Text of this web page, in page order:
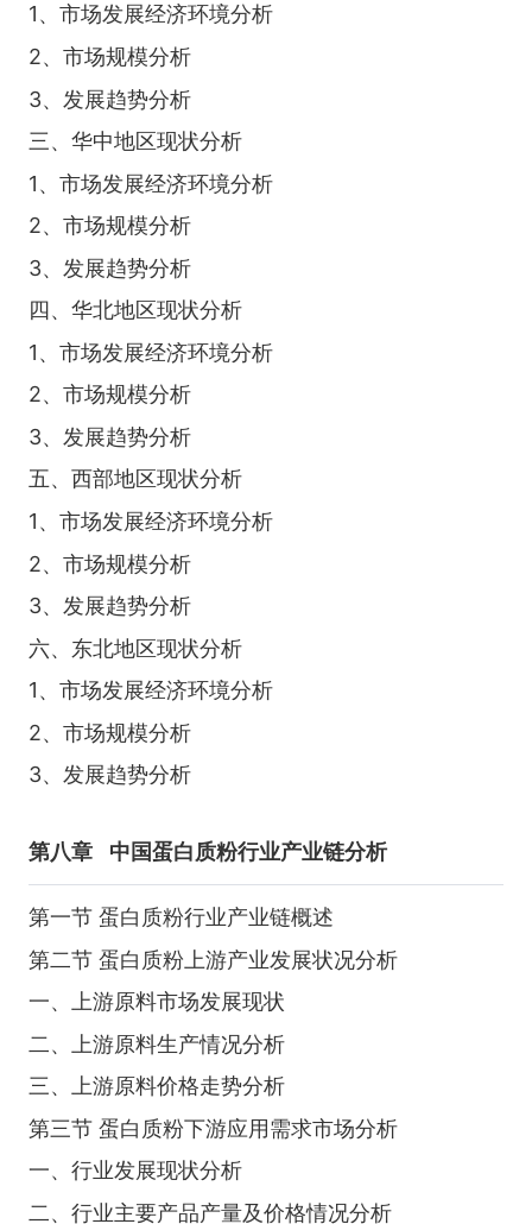
1、市场发展经济环境分析
2、市场规模分析
3、发展趋势分析
三、华中地区现状分析
1、市场发展经济环境分析
2、市场规模分析
3、发展趋势分析
四、华北地区现状分析
1、市场发展经济环境分析
2、市场规模分析
3、发展趋势分析
五、西部地区现状分析
1、市场发展经济环境分析
2、市场规模分析
3、发展趋势分析
六、东北地区现状分析
1、市场发展经济环境分析
2、市场规模分析
3、发展趋势分析
第八章 中国蛋白质粉行业产业链分析
第一节 蛋白质粉行业产业链概述
第二节 蛋白质粉上游产业发展状况分析
一、上游原料市场发展现状
二、上游原料生产情况分析
三、上游原料价格走势分析
第三节 蛋白质粉下游应用需求市场分析
一、行业发展现状分析
二、行业主要产品产量及价格情况分析